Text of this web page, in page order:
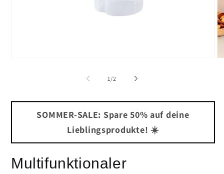
1 /von
2
SOMMER-SALE: Spare 50% auf deine
Lieblingsprodukte! ☀️
Multifunktionaler